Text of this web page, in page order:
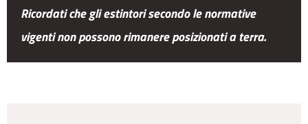
Ricordati che gli estintori secondo le normative
vigenti non possono rimanere posizionati a terra.